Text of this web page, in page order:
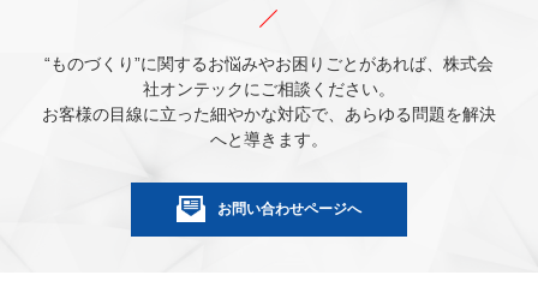
“ものづくり”に関するお悩みやお困りごとがあれば、株式会
社オンテックにご相談ください。
お客様の目線に立った細やかな対応で、あらゆる問題を解決
へと導きます。
お問い合わせページへ